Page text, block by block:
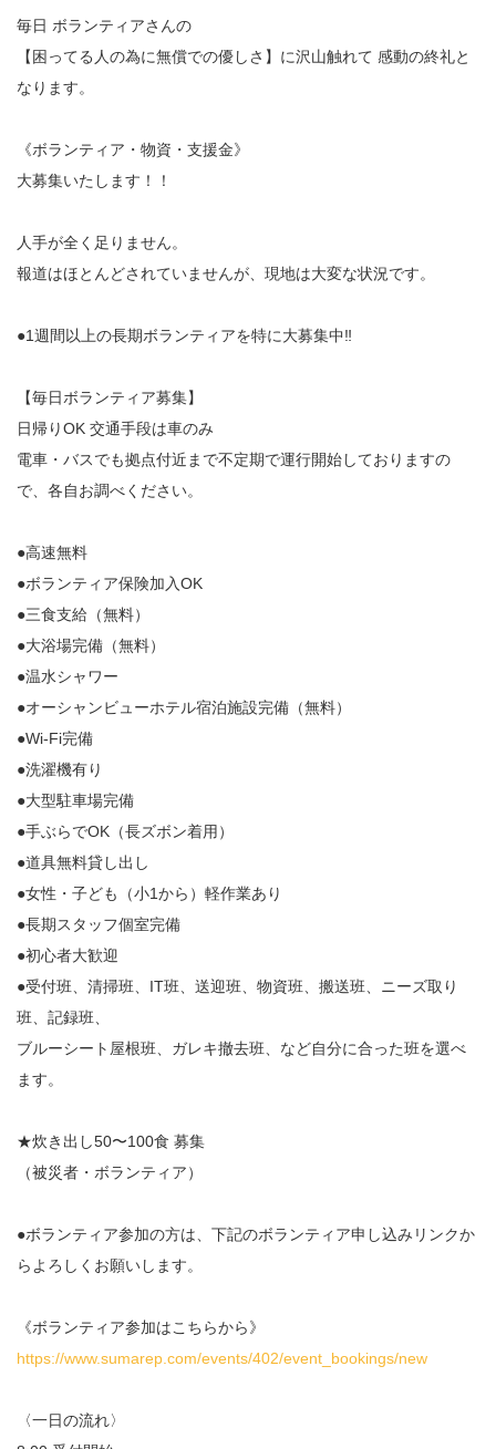
毎日 ボランティアさんの
【困ってる人の為に無償での優しさ】に沢山触れて 感動の終礼と
なります。
《ボランティア・物資・支援金》
大募集いたします！！
人手が全く足りません。
報道はほとんどされていませんが、現地は大変な状況です。
●1週間以上の長期ボランティアを特に大募集中‼️
【毎日ボランティア募集】
日帰りOK 交通手段は車のみ
電車・バスでも拠点付近まで不定期で運行開始しておりますの
で、各自お調べください。
●高速無料
●ボランティア保険加入OK
●三食支給（無料）
●大浴場完備（無料）
●温水シャワー
●オーシャンビューホテル宿泊施設完備（無料）
●Wi-Fi完備
●洗濯機有り
●大型駐車場完備
●手ぶらでOK（長ズボン着用）
●道具無料貸し出し
●女性・子ども（小1から）軽作業あり
●長期スタッフ個室完備
●初心者大歓迎
●受付班、清掃班、IT班、送迎班、物資班、搬送班、ニーズ取り
班、記録班、
ブルーシート屋根班、ガレキ撤去班、など自分に合った班を選べ
ます。
★炊き出し50〜100食 募集
（被災者・ボランティア）
●ボランティア参加の方は、下記のボランティア申し込みリンクか
らよろしくお願いします。
《ボランティア参加はこちらから》
https://www.sumarep.com/events/402/event_bookings/new
〈一日の流れ〉